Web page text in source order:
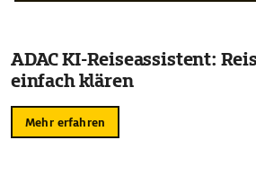
ADAC KI-Reiseassistent:
einfach klären
Mehr erfahren